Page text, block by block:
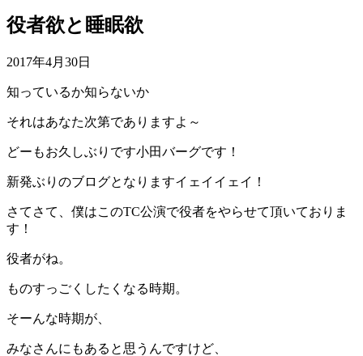
役者欲と睡眠欲
2017年4月30日
知っているか知らないか
それはあなた次第でありますよ～
どーもお久しぶりです小田バーグです！
新発ぶりのブログとなりますイェイイェイ！
さてさて、僕はこのTC公演で役者をやらせて頂いておりま
す！
役者がね。
ものすっごくしたくなる時期。
そーんな時期が、
みなさんにもあると思うんですけど、